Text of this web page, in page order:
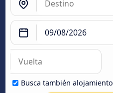
Busca también